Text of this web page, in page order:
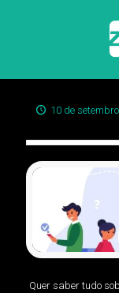
10 de
Quer saber tudo